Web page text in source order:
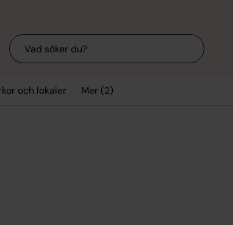
Sök
och lokaler Mer (2)